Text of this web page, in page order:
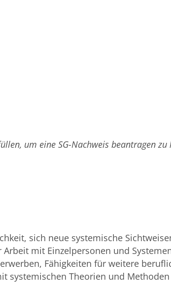
um eine SG-Nachweis beantragen zu
sich neue systemische
mit Einzelpersonen und
Fähigkeiten für weitere
systemischen Theorien und